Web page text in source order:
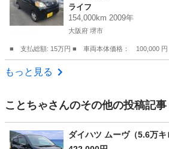
ライフ
154,000km 2009年
大阪府 堺市
■ 支払総額: 15万円 ■ 車両本体価格： 100,000
大阪 堺市
もっと見る
ことちゃさんのその他の投稿記事
ダイハツ ムーヴ（5.6万キ